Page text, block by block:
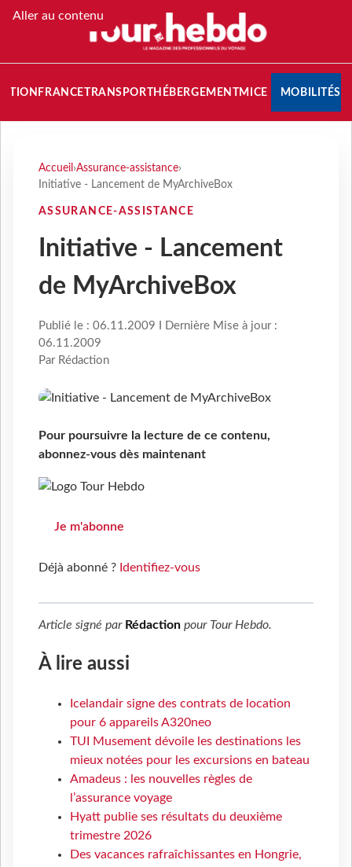
Aller au contenu
FRANCETRANSPORT HÉBERGEMENTMICE MOBILITÉS
Accueil ›Assurance-assistance›
Initiative - Lancement de MyArchiveBox
ASSURANCE-ASSISTANCE
Initiative - Lancement
de MyArchiveBox
Publié le : 06.11.2009 I Dernière Mise à jour :
06.11.2009
Par Rédaction
Pour poursuivre la lecture de ce contenu,
abonnez-vous dès maintenant
Je m'abonne
Déjà abonné ? Identifiez-vous
Article signé par Rédaction pour Tour Hebdo.
À lire aussi
Icelandair signe des contrats de location
pour 6 appareils A320neo
TUI Musement dévoile les destinations les
mieux notées pour les excursions en bateau
Amadeus : les nouvelles règles de
l’assurance voyage
Hyatt publie ses résultats du deuxième
trimestre 2026
Des vacances rafraîchissantes en Hongrie,